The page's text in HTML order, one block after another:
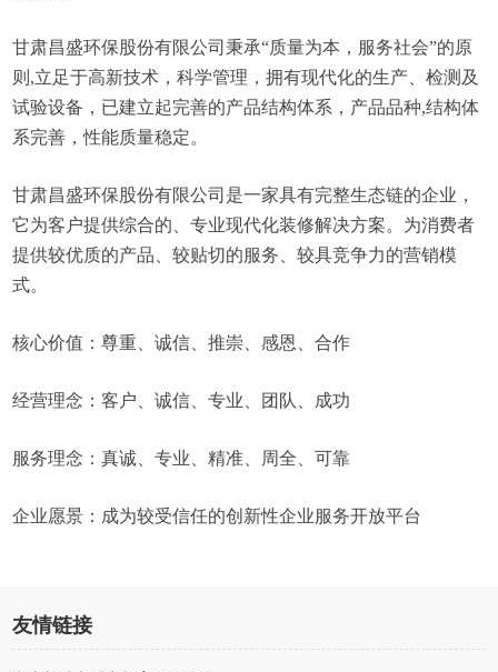
甘肃昌盛环保股份有限公司秉承“质量为本，服务社会”的原
则,立足于高新技术，科学管理，拥有现代化的生产、检测及
试验设备，已建立起完善的产品结构体系，产品品种,结构体
系完善，性能质量稳定。
甘肃昌盛环保股份有限公司是一家具有完整生态链的企业，
它为客户提供综合的、专业现代化装修解决方案。为消费者
提供较优质的产品、较贴切的服务、较具竞争力的营销模
式。
核心价值：尊重、诚信、推崇、感恩、合作
经营理念：客户、诚信、专业、团队、成功
服务理念：真诚、专业、精准、周全、可靠
企业愿景：成为较受信任的创新性企业服务开放平台
友情链接